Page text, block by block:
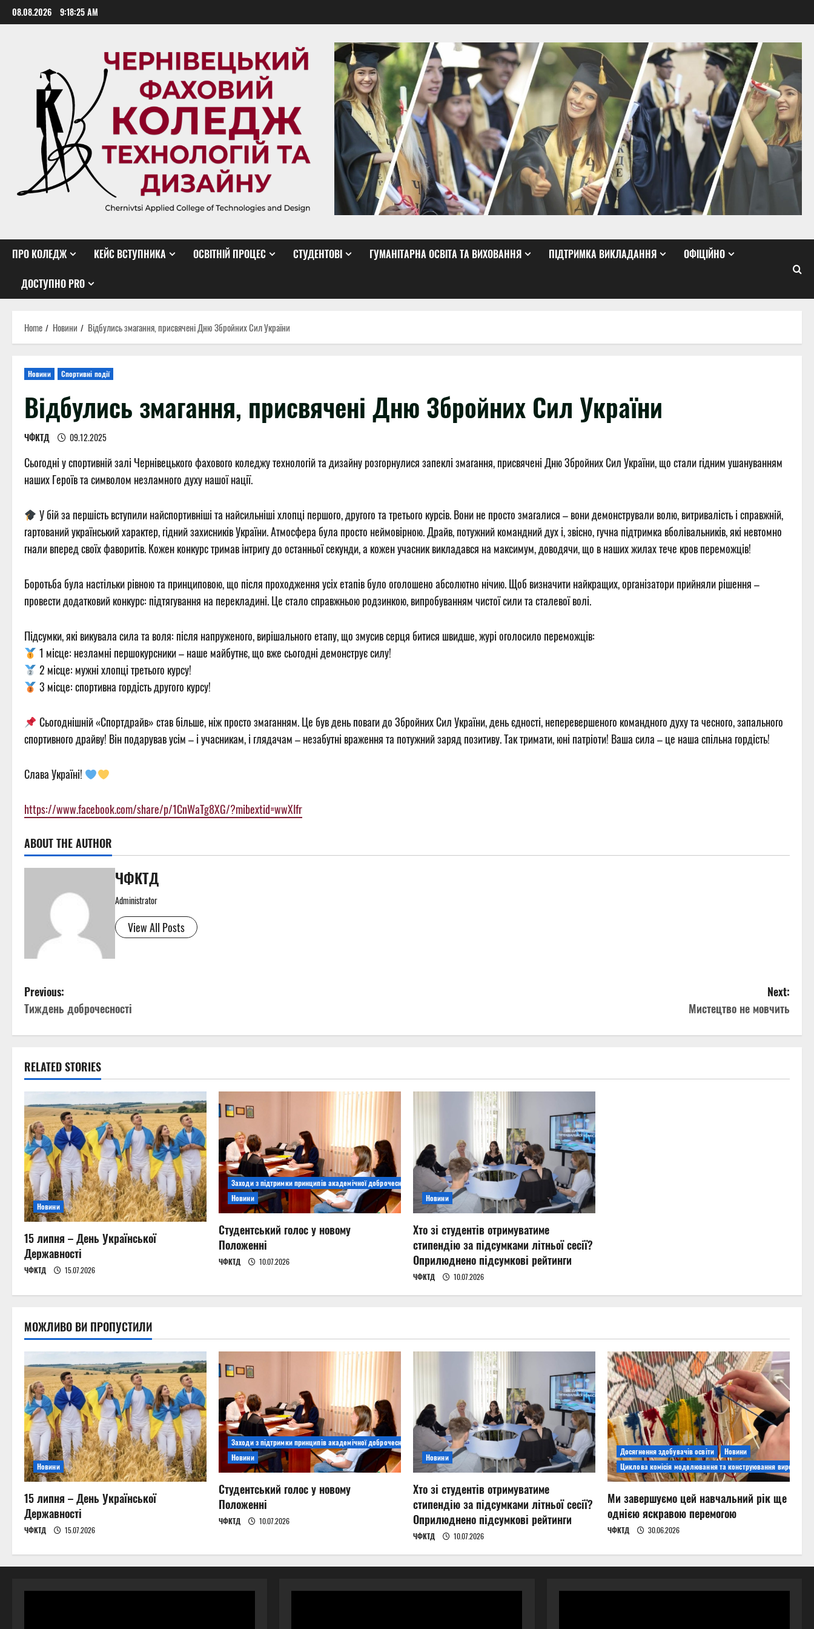
Skip
to
08.08.2026 9:18:26 AM
ПРО КОЛЕДЖ КЕЙС ВСТУПНИКА ОСВІТНІЙ ПРОЦЕС СТУДЕНТОВІ ГУМАНІТАРНА ОСВІТА ТА ВИХОВАННЯ ПІДТРИМКА ВИКЛАДАННЯ ОФІЦІЙНО
ДОСТУПНО PRO
Home Новини Відбулись змагання, присвячені Дню Збройних Сил України
Новини Спортивні події
Відбулись змагання, присвячені Дню Збройних Сил України
ЧФКТД 09.12.2025
Сьогодні у спортивній залі Чернівецького фахового коледжу технологій та дизайну розгорнулися запеклі змагання, присвячені Дню Збройних Сил України, що стали гідним ушануванням
наших Героїв та символом незламного духу нашої нації.
У бій за першість вступили найспортивніші та найсильніші хлопці першого, другого та третього курсів. Вони не просто змагалися – вони демонстрували волю, витривалість і справжній,
гартований український характер, гідний захисників України. Атмосфера була просто неймовірною. Драйв, потужний командний дух і, звісно, гучна підтримка вболівальників, які невтомно
гнали вперед своїх фаворитів. Кожен конкурс тримав інтригу до останньої секунди, а кожен учасник викладався на максимум, доводячи, що в наших жилах тече кров переможців!
Боротьба була настільки рівною та принциповою, що після проходження усіх етапів було оголошено абсолютно нічию. Щоб визначити найкращих, організатори прийняли рішення –
провести додатковий конкурс: підтягування на перекладині. Це стало справжньою родзинкою, випробуванням чистої сили та сталевої волі.
Підсумки, які викувала сила та воля: після напруженого, вирішального етапу, що змусив серця битися швидше, журі оголосило переможців:
1 місце: незламні першокурсники – наше майбутнє, що вже сьогодні демонструє силу!
2 місце: мужні хлопці третього курсу!
3 місце: спортивна гордість другого курсу!
Сьогоднішній «Спортдрайв» став більше, ніж просто змаганням. Це був день поваги до Збройних Сил України, день єдності, неперевершеного командного духу та чесного, запального
спортивного драйву! Він подарував усім – і учасникам, і глядачам – незабутні враження та потужний заряд позитиву. Так тримати, юні патріоти! Ваша сила – це наша спільна гордість!
Слава Україні!
https://www.facebook.com/share/p/1CnWaTg8XG/?mibextid=wwXIfr
ABOUT THE AUTHOR
ЧФКТД
Administrator
View All Posts
P
o
t
n
a
v
i
g
a
t
i
o
n
Previous:
Тиждень доброчесності
Next:
Мистецтво не мовчить
RELATED STORIES
Новини
15 липня – День Української
Державності
ЧФКТД 15.07.2026
Заходи з підтримки принципів академічної доброчесності
Новини
Студентський голос у новому
Положенні
ЧФКТД 10.07.2026
Новини
Хто зі студентів отримуватиме
стипендію за підсумками літньої сесії?
Оприлюднено підсумкові рейтинги
ЧФКТД 10.07.2026
МОЖЛИВО ВИ ПРОПУСТИЛИ
Новини
15 липня – День Української
Державності
ЧФКТД 15.07.2026
Заходи з підтримки принципів академічної доброчесності
Новини
Студентський голос у новому
Положенні
ЧФКТД 10.07.2026
Новини
Хто зі студентів отримуватиме
стипендію за підсумками літньої сесії?
Оприлюднено підсумкові рейтинги
ЧФКТД 10.07.2026
Досягнення здобувачів освіти
Новини
Циклова комісія моделювання та конструювання виробів
Ми завершуємо цей навчальний рік ще
однією яскравою перемогою
ЧФКТД 30.06.2026